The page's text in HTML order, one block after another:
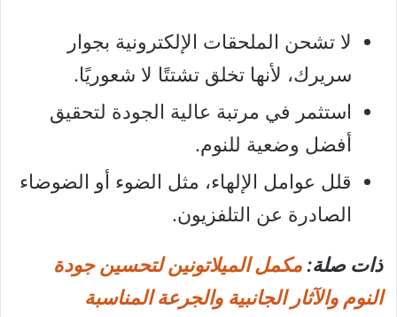
لا تشحن الملحقات الإلكترونية بجوار
سريرك، لأنها تخلق تشتتًا لا شعوريًا.
استثمر في مرتبة عالية الجودة لتحقيق
أفضل وضعية للنوم.
قلل عوامل الإلهاء، مثل الضوء أو الضوضاء
الصادرة عن التلفزيون.
ذات صلة:مكمل الميلاتونين لتحسين جودة
النوم والآثار الجانبية والجرعة المناسبة